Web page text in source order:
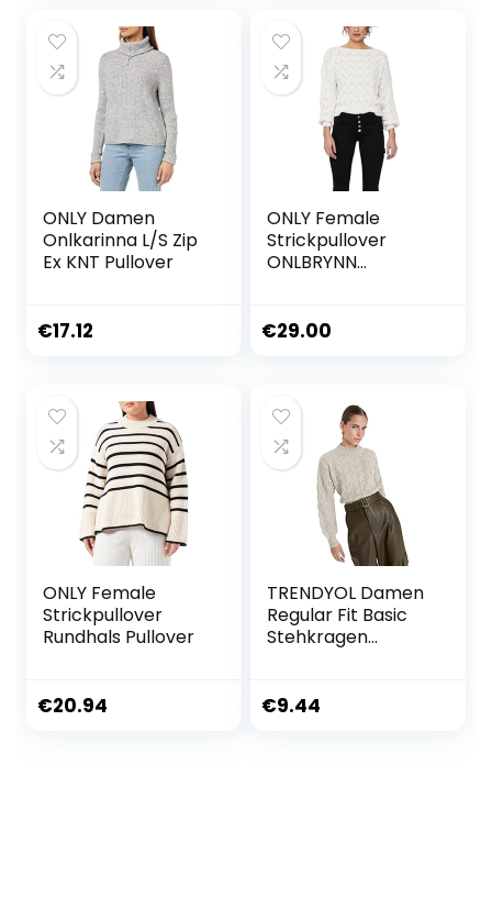
ONLY Damen
Onlkarinna L/S Zip
Ex KNT Pullover
€17.12
ONLY Female
Strickpullover
ONLBRYNN
€29.00
ONLY Female
Strickpullover
Rundhals Pullover
€20.94
TRENDYOL Damen
Regular Fit Basic
Stehkragen
€9.44